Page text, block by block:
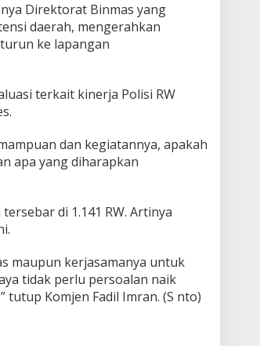
Direktorat Binmas yang
daerah, mengerahkan
ke lapangan
terkait kinerja Polisi RW
dan kegiatannya, apakah
apa yang diharapkan
di 1.141 RW. Artinya
maupun kerjasamanya untuk
tidak perlu persoalan naik
tutup Komjen Fadil Imran. (S nto)